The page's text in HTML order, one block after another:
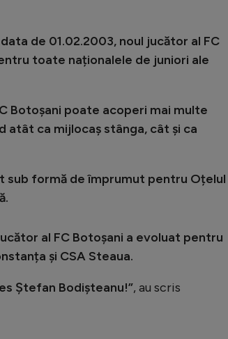
de 01.02.2003, noul jucător al FC
toate naționalele de juniori ale
Botoșani poate acoperi mai multe
atât ca mijlocaș stânga, cât și ca
sub formă de împrumut pentru Oțelul
al FC Botoșani a evoluat pentru
și CSA Steaua.
Ștefan Bodișteanu!”, au scris